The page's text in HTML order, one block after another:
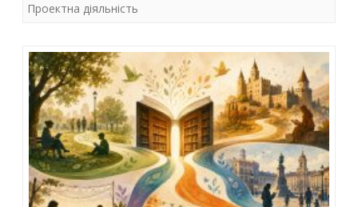
Проектна діяльність